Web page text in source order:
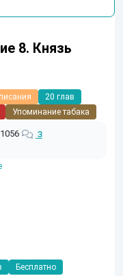
8. Князь
20 глав
Упоминание табака
1056
3
Бесплатно